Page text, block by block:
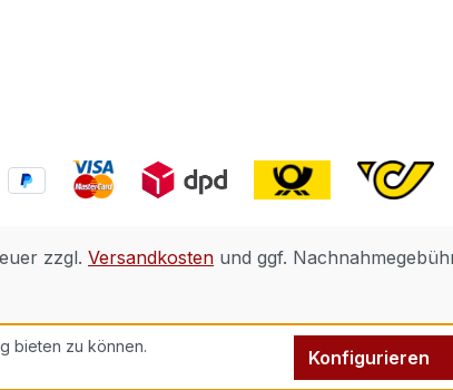
zzgl. Versandkosten und ggf.
bieten zu können.
Konfigurieren